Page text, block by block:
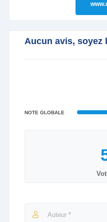
Aucun avis, soyez
NOTE GLOBALE